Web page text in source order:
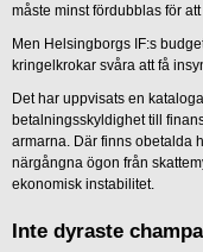
måste minst fördubblas för
Men Helsingborgs IF:s
kringelkrokar svåra att få
Det har uppvisats en
betalningsskyldighet till
armarna. Där finns obetalda
närgångna ögon från
ekonomisk instabilitet.
Inte dyraste